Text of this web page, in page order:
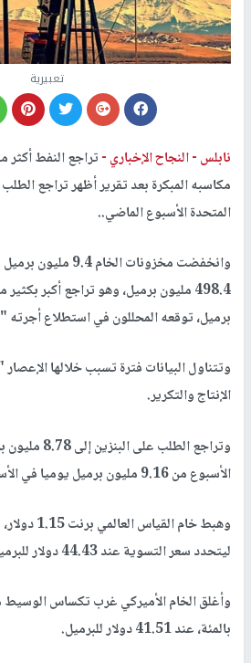
تعبيرية
نابلس -النجاح الإخباري -تراجع النفط أكثر
مكاسبه المبكرة بعد تقرير أظهر تراجع
المتحدة الأسبوع الماضي..
وانخفضت مخزونات
برميل، توقعه المحللون في استطلاع أجرته
وتتناول البيانات فترة تسبب خلالها
الإنتاج والتكرير.
وتراجع الطلب
الأسبوع من 9.16 مليون برميل يوميا في الأسبوع السابق، وفقا للتقرير.
ليتحدد سعر التسوية عند 44.43 دولار للبرميل، بعد صعود ليومين.
بالمئة، عند 41.51 دولار للبرميل.